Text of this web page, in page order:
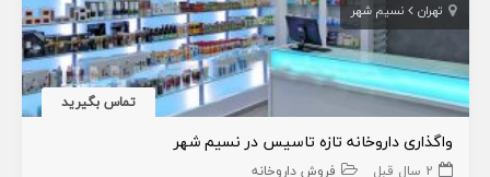
تهران نسیم شهر
تماس بگیرید
واگذاری داروخانه تازه تاسیس در نسیم شهر
2 سال قبل فروش داروخانه